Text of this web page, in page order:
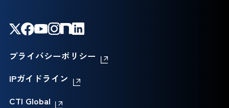
プライバシーポリシー
IPガイドライン
CTI Global